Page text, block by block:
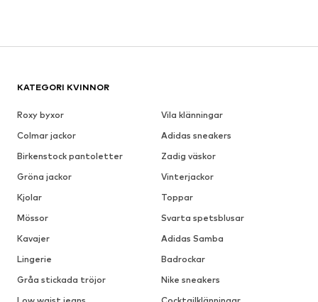
KATEGORI KVINNOR
Roxy byxor
Vila klänningar
Colmar jackor
Adidas sneakers
Birkenstock pantoletter
Zadig väskor
Gröna jackor
Vinterjackor
Kjolar
Toppar
Mössor
Svarta spetsblusar
Kavajer
Adidas Samba
Lingerie
Badrockar
Gråa stickada tröjor
Nike sneakers